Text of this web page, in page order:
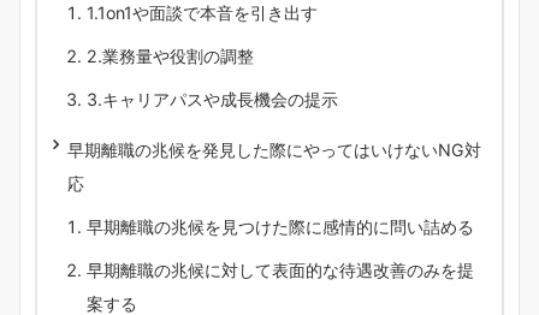
1.1on1や面談で本音を引き出す
2.業務量や役割の調整
3.キャリアパスや成長機会の提示
早期離職の兆候を発見した際にやってはいけないNG対
応
早期離職の兆候を見つけた際に感情的に問い詰める
早期離職の兆候に対して表面的な待遇改善のみを提
案する